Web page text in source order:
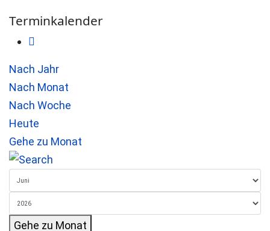
Terminkalender
Nach Jahr
Nach Monat
Nach Woche
Heute
Gehe zu Monat
Gehe zu Monat